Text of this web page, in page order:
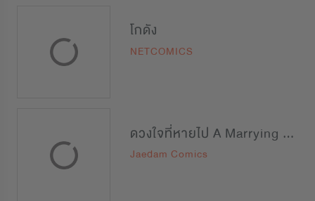
โกดัง
NETCOMICS
ดวงใจที่หายไป A Marrying Man
Jaedam Comics